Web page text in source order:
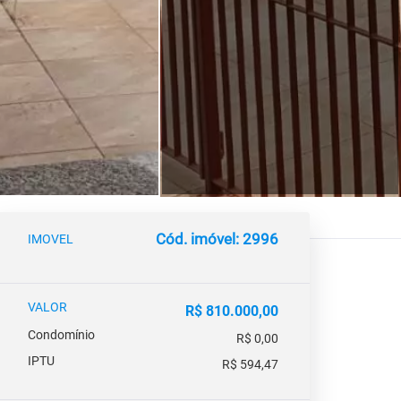
IMOVEL Cód. imóvel: 2996
VALOR R$ 810.000,00
Condomínio
R$ 0,00
IPTU
R$ 594,47